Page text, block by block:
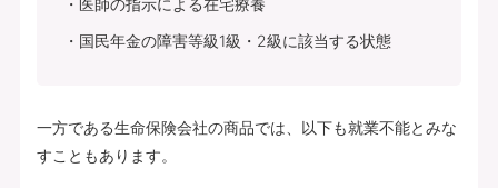
医師の指示による在宅療養
国民年金の障害等級1級・2級に該当する状態
一方である生命保険会社の商品では、以下も就業不能とみな
すこともあります。